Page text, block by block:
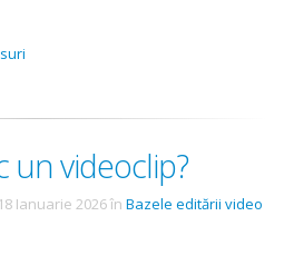
un videoclip?
18 Ianuarie 2026în Bazele editării video